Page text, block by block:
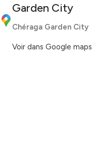
Garden City
Chéraga Garden City
Voir dans Google maps